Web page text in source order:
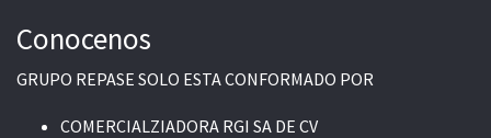
Conocenos
GRUPO REPASE SOLO ESTA CONFORMADO POR
COMERCIALZIADORA RGI SA DE CV